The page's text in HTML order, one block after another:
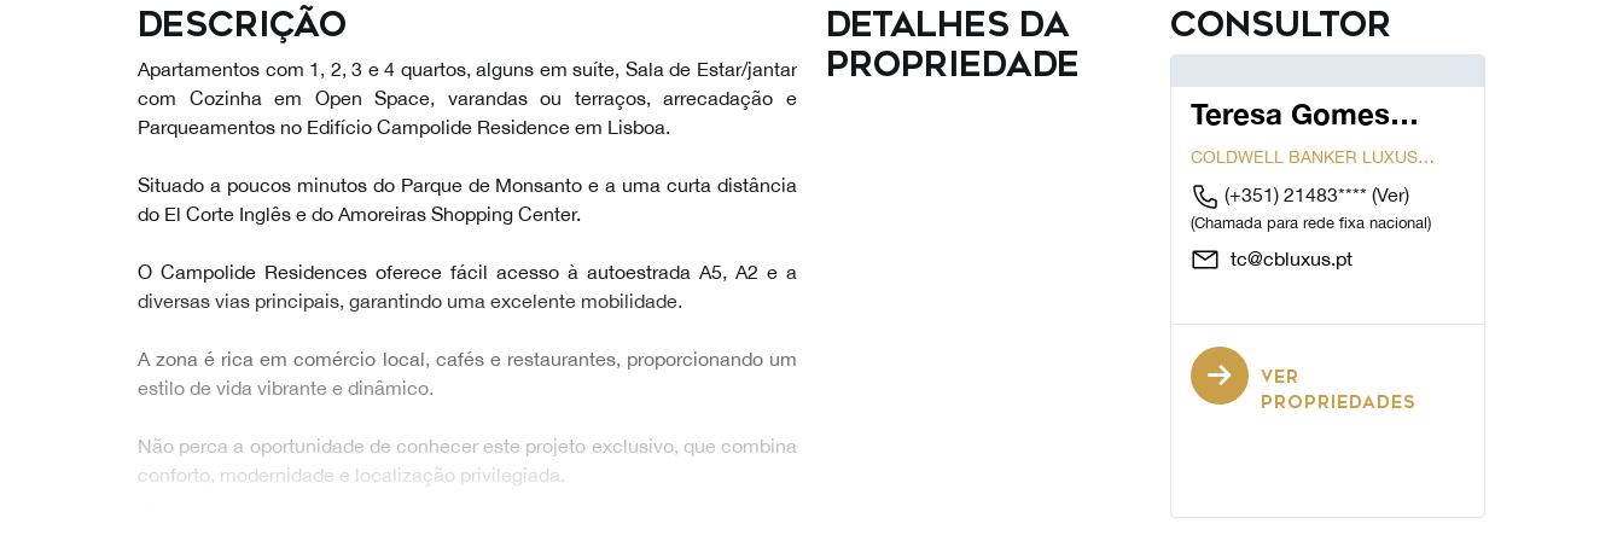
Descrição
Apartamentos com 1, 2, 3 e 4 quartos, alguns em suíte, Sala de Estar/jantar
com Cozinha em Open Space, varandas ou terraços, arrecadação e
Parqueamentos no Edifício Campolide Residence em Lisboa.
Situado a poucos minutos do Parque de Monsanto e a uma curta distância
do El Corte Inglês e do Amoreiras Shopping Center.
O Campolide Residences oferece fácil acesso à autoestrada A5, A2 e a
diversas vias principais, garantindo uma excelente mobilidade.
A zona é rica em comércio local, cafés e restaurantes, proporcionando um
estilo de vida vibrante e dinâmico.
Não perca a oportunidade de conhecer este projeto exclusivo, que combina
conforto, modernidade e localização privilegiada.
Detalhes da
propriedade
Consultor
Teresa Gomes
Cardoso
COLDWELL BANKER LUXUS
CASCAIS...
(+351) 21483**** (Ver)
(Chamada para rede fixa nacional)
tc@cbluxus.pt
VER
PROPRIEDADES